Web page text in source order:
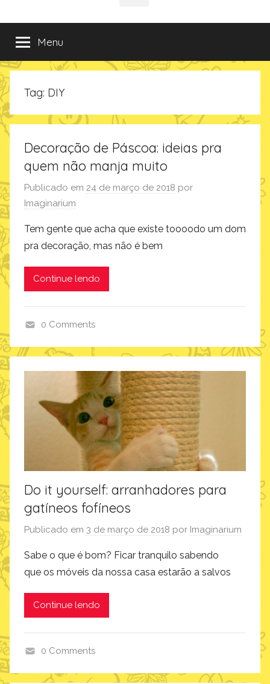
Imaginarium
de
presentes
Blog
Imaginarium
Menu
Tag: DIY
Decoração de Páscoa: ideias pra
quem não manja muito
Publicado em 24 de março de 2018 por
Imaginarium
Tem gente que acha que existe toooodo um dom
pra decoração, mas não é bem
Continue lendo
m
a
m
0 Comments
Do it yourself: arranhadores para
gatíneos fofíneos
Publicado em 3 de março de 2018 por Imaginarium
Sabe o que é bom? Ficar tranquilo sabendo
que os móveis da nossa casa estarão a salvos
Continue lendo
0 Comments